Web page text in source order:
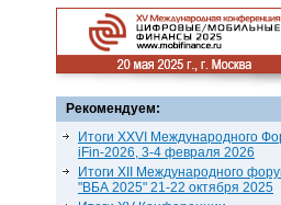
Рекомендуем:
Итоги XXVI Международного
iFin-2026, 3-4 февраля 2026
Итоги XII Международного
"ВБА 2025" 21-22 октября 2025